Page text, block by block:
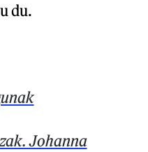
du.
Johanna